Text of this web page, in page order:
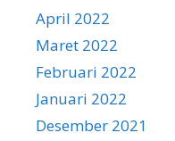
April 2022
Maret 2022
Februari 2022
Januari 2022
Desember 2021